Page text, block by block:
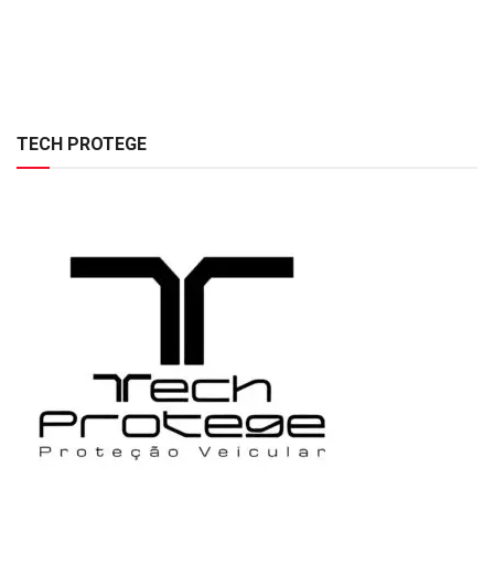
TECH PROTEGE